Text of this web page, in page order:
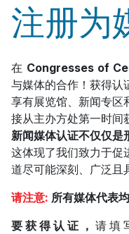
注册为
在 Congresses of
与媒体的合作！获得认
享有展览馆、新闻专区
接从主办方处第一时间
新闻媒体认证不仅仅是
这体现了我们致力于促
道尽可能深刻、广泛且
请注意: 所有媒体代表
要获得认证， 请填